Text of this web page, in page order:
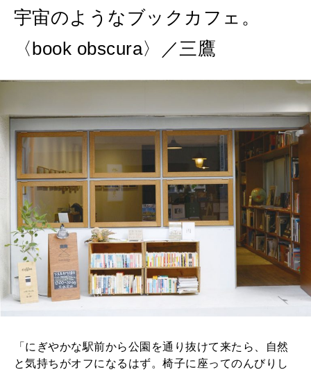
2026年9月号「北海道 おいしく遊ぶ、夏のご褒美旅。」
2026年8月号『お茶の時間です。』
2026年6月号「大銀座 トレンドが生まれる 新しい一流店へ。」
2026年5月号「“大好き”に出会いに。韓国」
2026年4月号「未来をつくる、学びの教科書。」
2026年3月号「スイーツ予想図 2026」
2026年2月号「良運を掴む 新・開運術。」
2026年1月号「猫がいれば、幸せ」
FOLLOW US!
宇宙のようなブックカフェ。
〈book obscura〉／三鷹
「にぎやかな駅前から公園を通り抜けて来たら、自然
と気持ちがオフになるはず。椅子に座ってのんびりし